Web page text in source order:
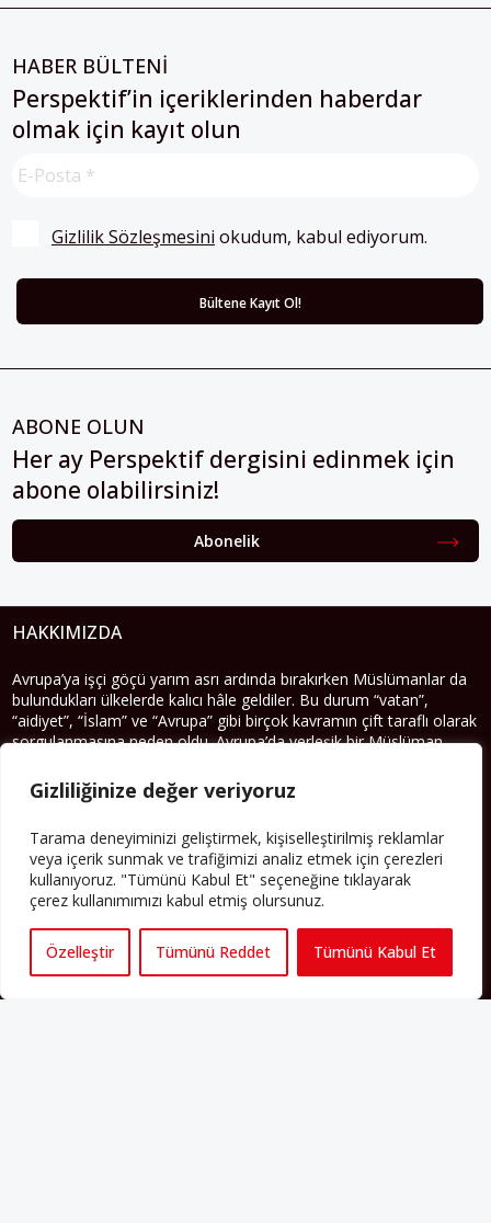
Gizliliğinize değer veriyoruz
Tarama deneyiminizi geliştirmek, kişiselleştirilmiş reklamlar
veya içerik sunmak ve trafiğimizi analiz etmek için çerezleri
kullanıyoruz. "Tümünü Kabul Et" seçeneğine tıklayarak
çerez kullanımımızı kabul etmiş olursunuz.
Özelleştir Tümünü Reddet Tümünü Kabul Et
HABER BÜLTENİ
Perspektif’in içeriklerinden haberdar
olmak için kayıt olun
Gizlilik Sözleşmesini okudum, kabul ediyorum.
ABONE OLUN
Her ay Perspektif dergisini edinmek için
abone olabilirsiniz!
Abonelik
HAKKIMIZDA
Avrupa’ya işçi göçü yarım asrı ardında bırakırken Müslümanlar da
bulundukları ülkelerde kalıcı hâle geldiler. Bu durum “vatan”,
“aidiyet”, “İslam” ve “Avrupa” gibi birçok kavramın çift taraflı olarak
sorgulanmasına neden oldu. Avrupa’da yerleşik bir Müslüman
de Müslümanlar için yeni sorulara da kapı araladı.
PERSPEKTIF’I SOSYAL MEDYADA TAKIP EDEBILIRSINIZ